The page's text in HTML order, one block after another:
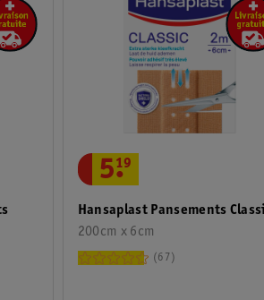
Hansaplast Pansements
200cm x 6cm
5.
19
67